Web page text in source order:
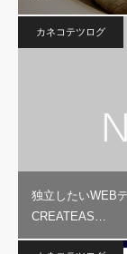
カネコテツログ
独立したいWEB
CREATEAS…